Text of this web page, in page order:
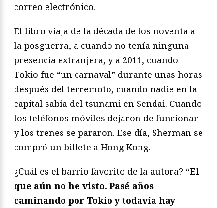
correo electrónico.
El libro viaja de la década de los noventa a
la posguerra, a cuando no tenía ninguna
presencia extranjera, y a 2011, cuando
Tokio fue “un carnaval” durante unas horas
después del terremoto, cuando nadie en la
capital sabía del tsunami en Sendai. Cuando
los teléfonos móviles dejaron de funcionar
y los trenes se pararon. Ese día, Sherman se
compró un billete a Hong Kong.
¿Cuál es el barrio favorito de la autora? “El
que aún no he visto. Pasé años
caminando por Tokio y todavía hay